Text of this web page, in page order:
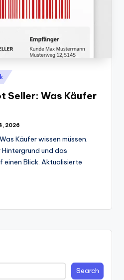
Seller: Was Käufer
2026
Käufer wissen müssen.
und das
einen Blick. Aktualisierte
Search